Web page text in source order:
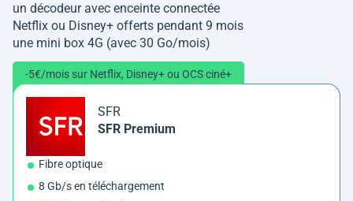
un décodeur avec enceinte connectée
Netflix ou Disney+ offerts pendant 9 mois
une mini box 4G (avec 30 Go/mois)
-5€/mois sur Netflix, Disney+ ou OCS ciné+
SFR
SFR Premium
Fibre optique
8 Gb/s en téléchargement